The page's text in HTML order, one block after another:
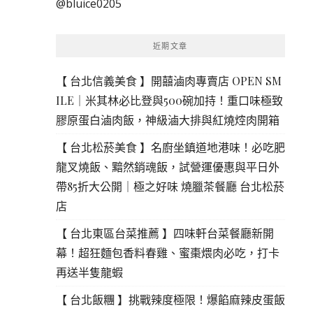
鍵
@bluice0205
近期文章
【 台北信義美食 】開囍滷肉專賣店 OPEN SM
ILE｜米其林必比登與500碗加持！重口味極致
膠原蛋白滷肉飯，神級滷大排與紅燒焢肉開箱
【 台北松菸美食 】名廚坐鎮道地港味！必吃肥
龍叉燒飯、黯然銷魂飯，試營運優惠與平日外
帶85折大公開｜極之好味 燒臘茶餐廳 台北松菸
店
【 台北東區台菜推薦 】四味軒台菜餐廳新開
幕！超狂麵包香料春雞、蜜棗煨肉必吃，打卡
再送半隻龍蝦
【 台北飯糰 】挑戰辣度極限！爆餡麻辣皮蛋飯